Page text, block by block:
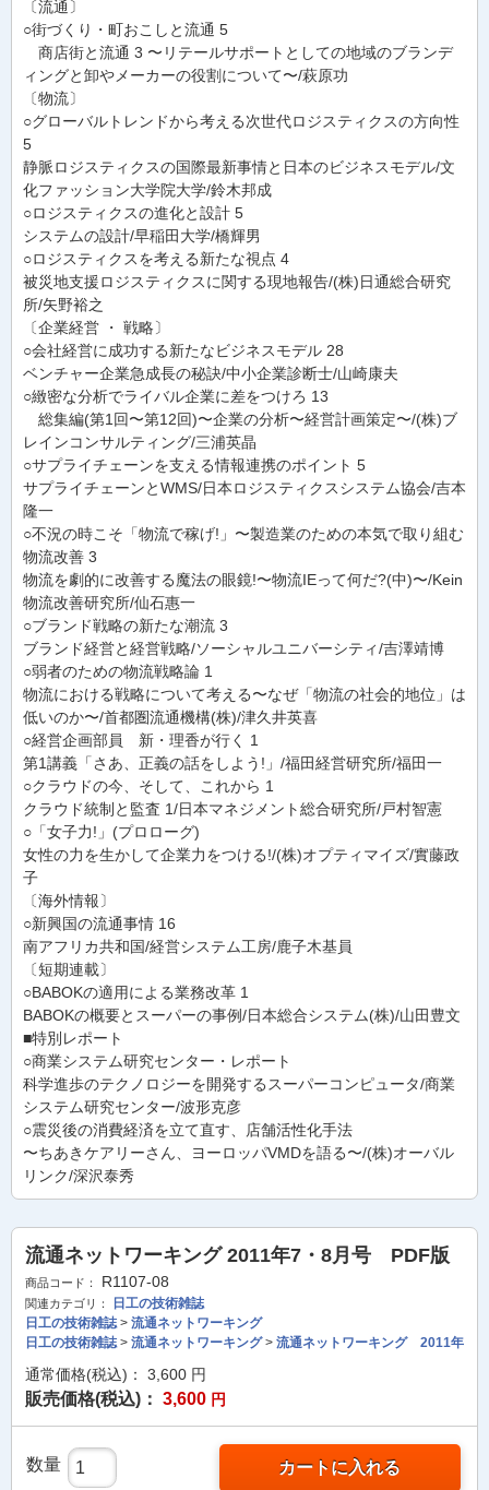
〔流通〕
○街づくり・町おこしと流通 5
商店街と流通 3 〜リテールサポートとしての地域のブランデ
ィングと卸やメーカーの役割について〜/萩原功
〔物流〕
○グローバルトレンドから考える次世代ロジスティクスの方向性
5
静脈ロジスティクスの国際最新事情と日本のビジネスモデル/文
化ファッション大学院大学/鈴木邦成
○ロジスティクスの進化と設計 5
システムの設計/早稲田大学/橋輝男
○ロジスティクスを考える新たな視点 4
被災地支援ロジスティクスに関する現地報告/(株)日通総合研究
所/矢野裕之
〔企業経営 ・ 戦略〕
○会社経営に成功する新たなビジネスモデル 28
ベンチャー企業急成長の秘訣/中小企業診断士/山崎康夫
○緻密な分析でライバル企業に差をつけろ 13
総集編(第1回〜第12回)〜企業の分析〜経営計画策定〜/(株)ブ
レインコンサルティング/三浦英晶
○サプライチェーンを支える情報連携のポイント 5
サプライチェーンとWMS/日本ロジスティクスシステム協会/吉本
隆一
○不況の時こそ「物流で稼げ!」〜製造業のための本気で取り組む
物流改善 3
物流を劇的に改善する魔法の眼鏡!〜物流IEって何だ?(中)〜/Kein
物流改善研究所/仙石惠一
○ブランド戦略の新たな潮流 3
ブランド経営と経営戦略/ソーシャルユニバーシティ/吉澤靖博
○弱者のための物流戦略論 1
物流における戦略について考える〜なぜ「物流の社会的地位」は
低いのか〜/首都圏流通機構(株)/津久井英喜
○経営企画部員 新・理香が行く 1
第1講義「さあ、正義の話をしよう!」/福田経営研究所/福田一
○クラウドの今、そして、これから 1
クラウド統制と監査 1/日本マネジメント総合研究所/戸村智憲
○「女子力!」(プロローグ)
女性の力を生かして企業力をつける!/(株)オプティマイズ/實藤政
子
〔海外情報〕
○新興国の流通事情 16
南アフリカ共和国/経営システム工房/鹿子木基員
〔短期連載〕
○BABOKの適用による業務改革 1
BABOKの概要とスーパーの事例/日本総合システム(株)/山田豊文
■特別レポート
○商業システム研究センター・レポート
科学進歩のテクノロジーを開発するスーパーコンピュータ/商業
システム研究センター/波形克彦
○震災後の消費経済を立て直す、店舗活性化手法
〜ちあきケアリーさん、ヨーロッパVMDを語る〜/(株)オーバル
リンク/深沢泰秀
流通ネットワーキング 2011年7・8月号 PDF版
商品コード： R1107-08
関連カテゴリ：
日工の技術雑誌
日工の技術雑誌> 流通ネットワーキング
日工の技術雑誌> 流通ネットワーキング> 流通ネットワーキング 2011年
通常価格(税込)： 3,600 円
販売価格(税込)： 3,600 円
数量 カートに入れる